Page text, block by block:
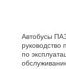
Автобусы
руководство
по